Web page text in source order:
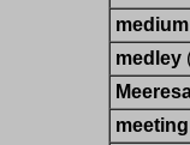
medley
meeting